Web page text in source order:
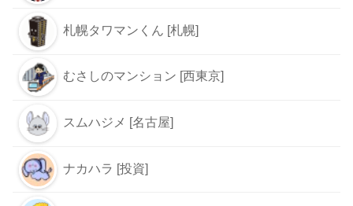
札幌タワマンくん [札幌]
むさしのマンション [西東京]
スムハジメ [名古屋]
ナカハラ [投資]